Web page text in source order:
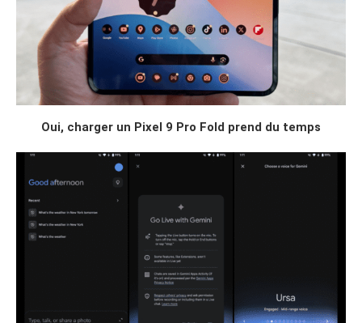
Oui, charger un Pixel 9 Pro Fold prend du temps